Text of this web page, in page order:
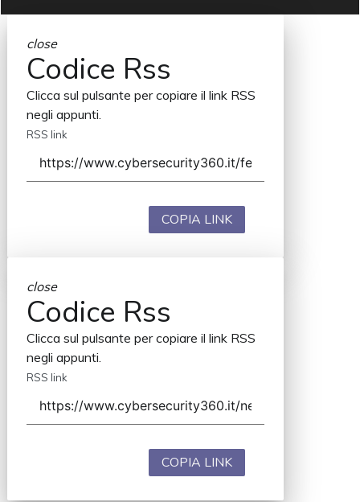
close
Codice Rss
Clicca sul pulsante per copiare il link RSS
negli appunti.
RSS link
COPIA LINK
close
Codice Rss
Clicca sul pulsante per copiare il link RSS
negli appunti.
RSS link
COPIA LINK